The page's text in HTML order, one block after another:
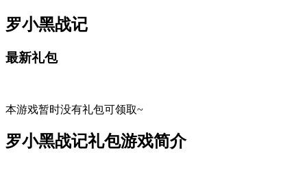
罗小黑战记
最新礼包
本游戏暂时没有礼包可领取~
罗小黑战记礼包游戏简介